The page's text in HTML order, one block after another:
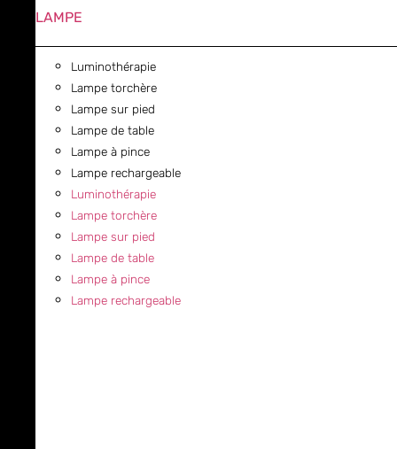
LAMPE
Luminothérapie
Lampe torchère
Lampe sur pied
Lampe de table
Lampe à pince
Lampe rechargeable
Luminothérapie
Lampe torchère
Lampe sur pied
Lampe de table
Lampe à pince
Lampe rechargeable